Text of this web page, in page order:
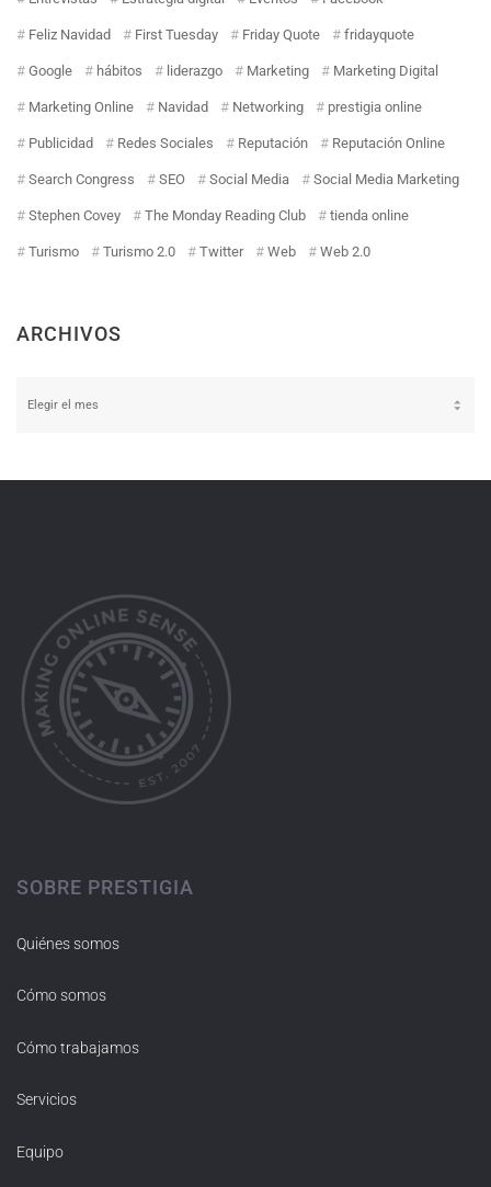
Feliz Navidad First Tuesday Friday Quote fridayquote
Google hábitos liderazgo Marketing Marketing Digital
Marketing Online Navidad Networking prestigia online
Publicidad Redes Sociales Reputación Reputación Online
Search Congress SEO Social Media Social Media Marketing
Stephen Covey The Monday Reading Club tienda online
Turismo Turismo 2.0 Twitter Web Web 2.0
ARCHIVOS
SOBRE PRESTIGIA
Quiénes somos
Cómo somos
Cómo trabajamos
Servicios
Equipo